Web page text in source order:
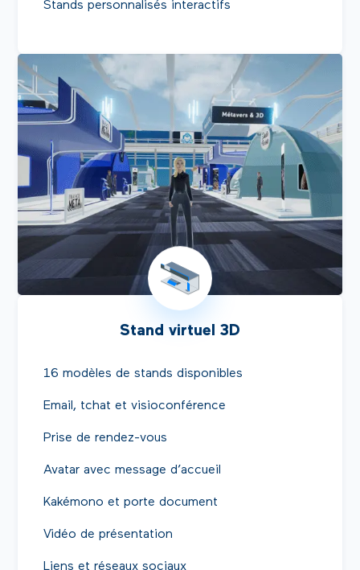
Stands personnalisés interactifs
Stand virtuel 3D
16 modèles de stands disponibles
Email, tchat et visioconférence
Prise de rendez-vous
Avatar avec message d’accueil
Kakémono et porte document
Vidéo de présentation
Liens et réseaux sociaux